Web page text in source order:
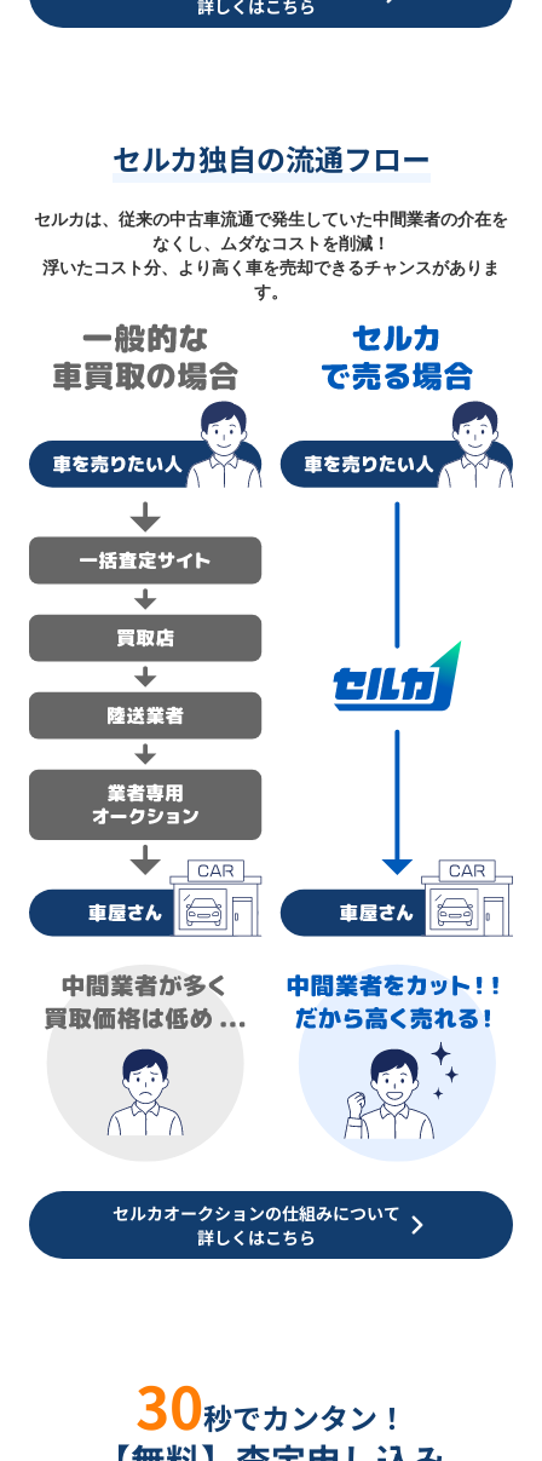
詳しくはこちら
セルカ独自の流通フロー
セルカは、従来の中古車流通で発生していた中間業者の介在を
なくし、ムダなコストを削減！
浮いたコスト分、より高く車を売却できるチャンスがありま
す。
セルカオークションの仕組みについて
詳しくはこちら
30秒でカンタン！